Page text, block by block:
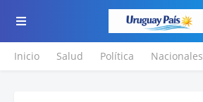
Inicio Salud Política Nacionales